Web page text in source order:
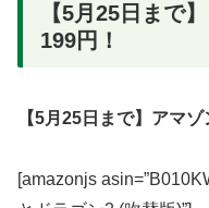
【5月25日まで
199円！
【5月25日まで】アマ
[amazonjs